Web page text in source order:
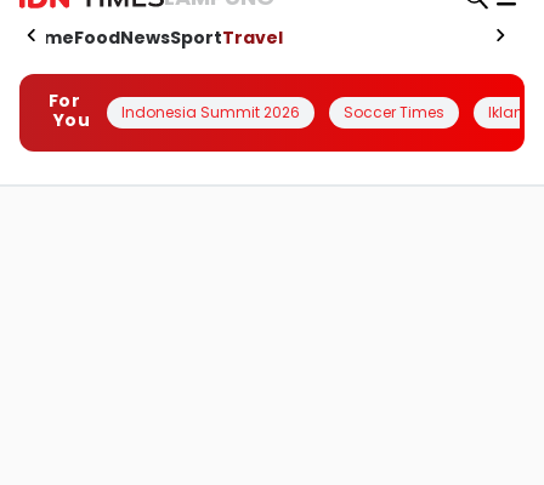
HomeFoodNewsSportTravel
For
You
Indonesia Summit 2026 Soccer Times Iklanin